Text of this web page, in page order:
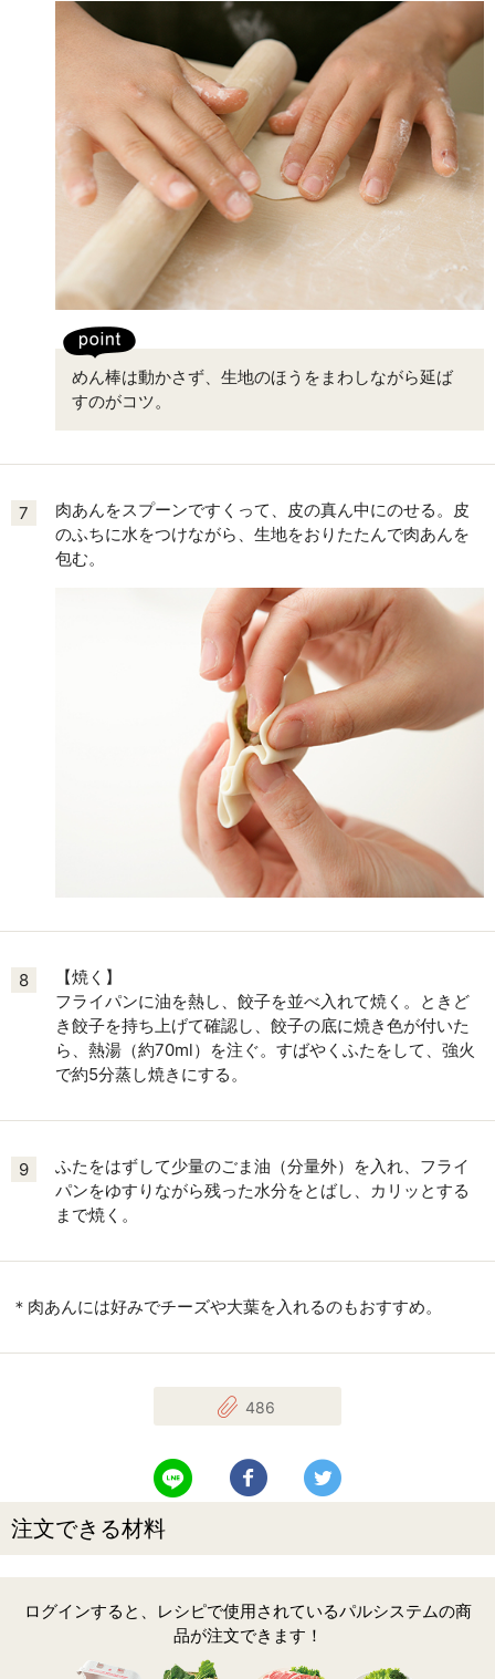
めん棒は動かさず、生地のほうをまわしながら延ば
すのがコツ。
7
肉あんをスプーンですくって、皮の真ん中にのせる。皮
のふちに水をつけながら、生地をおりたたんで肉あんを
包む。
8
【焼く】
フライパンに油を熱し、餃子を並べ入れて焼く。ときど
き餃子を持ち上げて確認し、餃子の底に焼き色が付いた
ら、熱湯（約70ml）を注ぐ。すばやくふたをして、強火
で約5分蒸し焼きにする。
9
ふたをはずして少量のごま油（分量外）を入れ、フライ
パンをゆすりながら残った水分をとばし、カリッとする
まで焼く。
＊肉あんには好みでチーズや大葉を入れるのもおすすめ。
486
LINEで送る Facebookでシェアする
注文できる材料
ログインすると、レシピで使用されているパルシステムの商
品が注文できます！